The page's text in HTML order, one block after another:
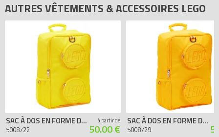
0757894515225.
AUTRES VÊTEMENTS & ACCESSOIRES LEGO
SAC À DOS EN FORME DE BRIQUE – JAUNE
5008722
à partir de
50.00 €
SAC À DOS EN FORME DE BRIQUE – ORANGE
5008729